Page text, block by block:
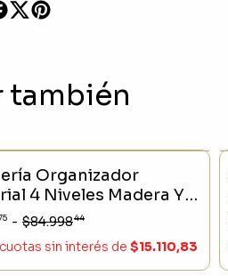
también
Organizador
4 Niveles Madera Y
- $84.99844
cuotas sin interés de $15.110,83